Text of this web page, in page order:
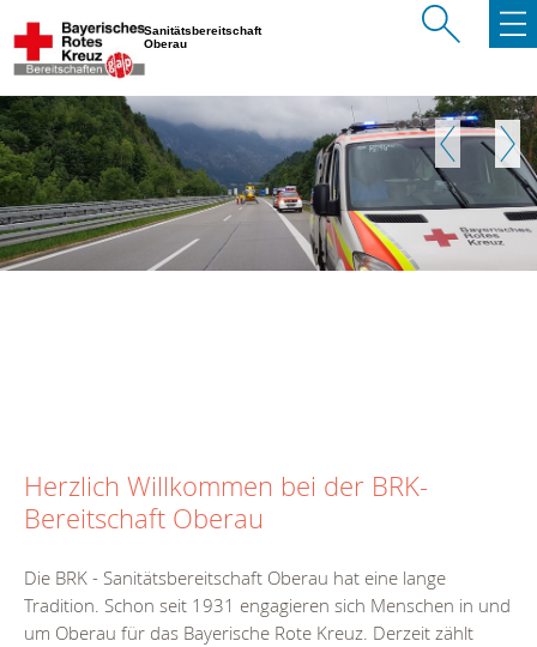
Sanitätsbereitschaft
Oberau
Zurück
Herzlich Willkommen bei der BRK-
Bereitschaft Oberau
Die BRK - Sanitätsbereitschaft Oberau hat eine lange
Tradition. Schon seit 1931 engagieren sich Menschen in und
um Oberau für das Bayerische Rote Kreuz. Derzeit zählt